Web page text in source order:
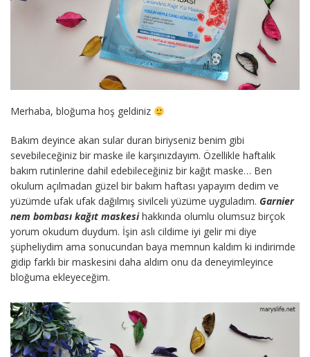
Merhaba, bloğuma hoş geldiniz
Bakım deyince akan sular duran biriyseniz benim gibi
sevebileceğiniz bir maske ile karşınızdayım. Özellikle haftalık
bakım rutinlerine dahil edebileceğiniz bir kağıt maske… Ben
okulum açılmadan güzel bir bakım haftası yapayım dedim ve
yüzümde ufak ufak dağılmış sivilceli yüzüme uyguladım. Garnier
nem bombası kağıt maskesi hakkında olumlu olumsuz birçok
yorum okudum duydum. İşin aslı cildime iyi gelir mi diye
şüpheliydim ama sonucundan baya memnun kaldım ki indirimde
gidip farklı bir maskesini daha aldım onu da deneyimleyince
bloğuma ekleyeceğim.